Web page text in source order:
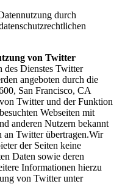
durch
von Twitter
des Dienstes Twitter
angeboten durch die
San Francisco, CA
Twitter und der Funktion
Webseiten mit
anderen Nutzern bekannt
an Twitter übertragen.Wir
der Seiten keine
Daten sowie deren
Informationen hierzu
von Twitter unter